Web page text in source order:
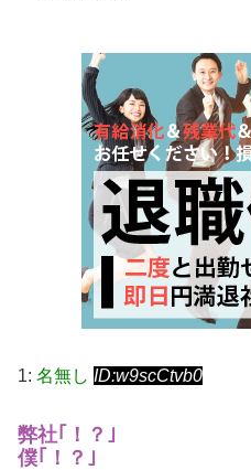
1: 名無し ID:w9scCtvb0
弊社｢！？｣
僕｢！？｣